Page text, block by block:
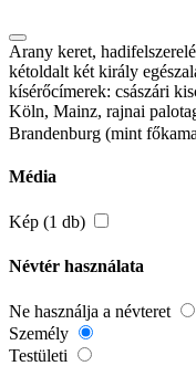
Arany keret,
kétoldalt két király
kísérőcímerek: császári
Köln, Mainz, rajnai
Brandenburg (mint
Média
Kép (1 db)
Névtér használata
Ne használja a névteret
Személy
Testületi